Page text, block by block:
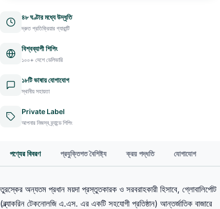
৪৮ ঘণ্টার মধ্যে উদ্ধৃতি
দ্রুত প্রতিক্রিয়ার গ্যারান্টি
বিশ্বব্যাপী শিপিং
১০০+ দেশে ডেলিভারি
১৮টি ভাষায় যোগাযোগ
স্থানীয় সহায়তা
Private Label
আপনার নিজস্ব ব্র্যান্ডে শিপিং
পণ্যের বিবরণ প্রযুক্তিগত বৈশিষ্ট্য ক্রয় পদ্ধতি যোগাযোগ
তুরস্কের অন্যতম প্রধান ময়দা প্রস্তুতকারক ও সরবরাহকারী হিসাবে, গ্লোবালির্পোট
(ব্ল্যাকরিন টেকনোলজি এ.এস. এর একটি সহযোগী প্রতিষ্ঠান) আন্তর্জাতিক বাজারে